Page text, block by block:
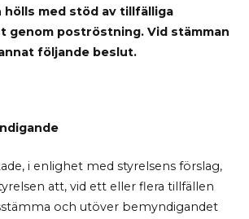
hölls med stöd av tillfälliga
genom poströstning. Vid stämman
följande beslut.
i enlighet med styrelsens förslag,
att, vid ett eller flera tillfällen
och utöver bemyndigandet